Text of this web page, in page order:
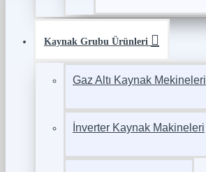
Kaynak Grubu Ürünleri
Gaz Altı Kaynak Mekineleri
İnverter Kaynak Makineleri